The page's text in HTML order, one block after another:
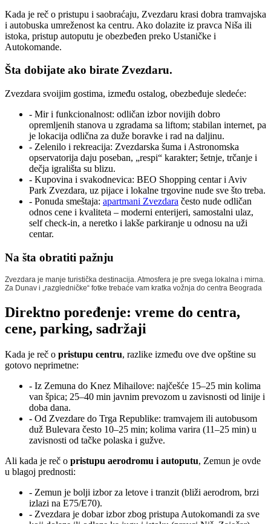
Kada je reč o pristupu i saobraćaju, Zvezdaru krasi dobra tramvajska
i autobuska umreženost ka centru. Ako dolazite iz pravca Niša ili
istoka, pristup autoputu je obezbeđen preko Ustaničke i
Autokomande.
Šta dobijate ako birate Zvezdaru.
Zvezdara svoijim gostima, između ostalog, obezbeđuje sledeće:
- Mir i funkcionalnost: odličan izbor novijih dobro
opremljenih stanova u zgradama sa liftom; stabilan internet, pa
je lokacija odlična za duže boravke i rad na daljinu.
- Zelenilo i rekreacija: Zvezdarska šuma i Astronomska
opservatorija daju poseban, „respi“ karakter; šetnje, trčanje i
dečja igrališta su blizu.
- Kupovina i svakodnevica: BEO Shopping centar i Aviv
Park Zvezdara, uz pijace i lokalne trgovine nude sve što treba.
- Ponuda smeštaja: apartmani Zvezdara često nude odličan
odnos cene i kvaliteta – moderni enterijeri, samostalni ulaz,
self check-in, a neretko i lakše parkiranje u odnosu na uži
centar.
Na šta obratiti pažnju
Zvezdara je manje turistička destinacija. Atmosfera je pre svega lokalna i mirna.
Za Dunav i „razgledničke“ fotke trebaće vam kratka vožnja do centra Beograda
Direktno poređenje: vreme do centra,
cene, parking, sadržaji
Kada je reč o pristupu centru, razlike između ove dve opštine su
gotovo neprimetne:
- Iz Zemuna do Knez Mihailove: najčešće 15–25 min kolima
van špica; 25–40 min javnim prevozom u zavisnosti od linije i
doba dana.
- Od Zvezdare do Trga Republike: tramvajem ili autobusom
duž Bulevara često 10–25 min; kolima varira (11–25 min) u
zavisnosti od tačke polaska i gužve.
Ali kada je reč o pristupu aerodromu i autoputu, Zemun je ovde
u blagoj prednosti:
- Zemun je bolji izbor za letove i tranzit (bliži aerodrom, brzi
izlazi na E75/E70).
- Zvezdara je dobar izbor zbog pristupa Autokomandi za sve